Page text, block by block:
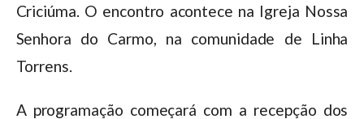
Criciúma. O encontro acontece na Igreja Nossa
Senhora do Carmo, na comunidade de Linha
Torrens.
A programação começará com a recepção dos